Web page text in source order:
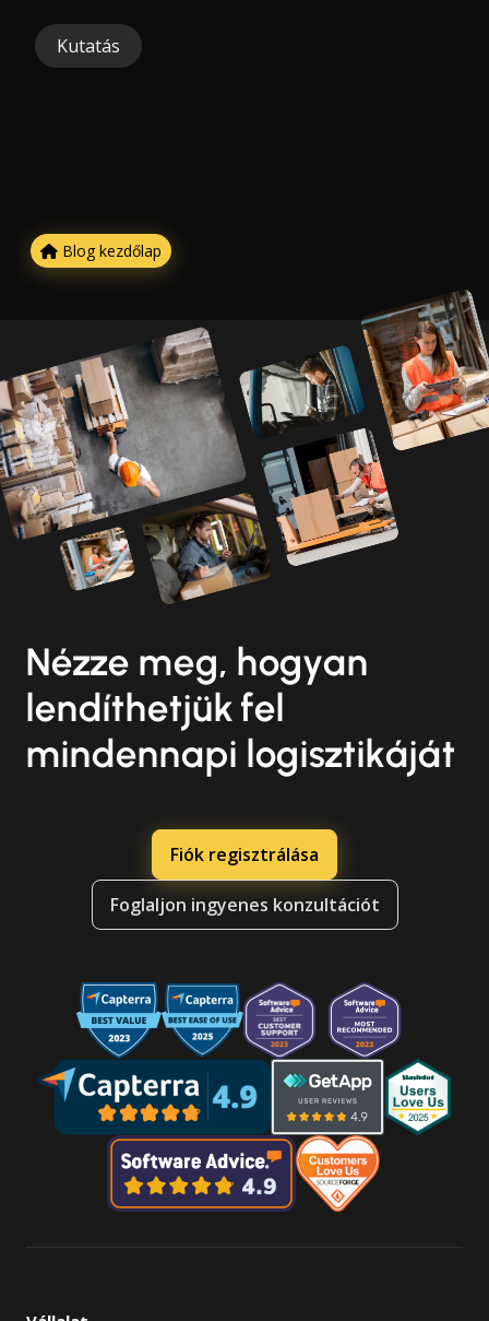
Kutatás
Blog kezdőlap
Nézze meg, hogyan
lendíthetjük fel
mindennapi logisztikáját
Fiók regisztrálása
Foglaljon ingyenes konzultációt